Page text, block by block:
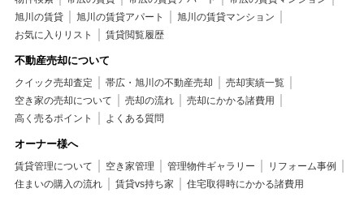
旭川の賃貸
旭川の賃貸アパート
旭川の賃貸マンション
お気に入りリスト
賃貸閲覧履歴
不動産売却について
クイック売却査定 帯広・旭川の不動産売却
売却実績一覧
空き家の売却について
売却の流れ
売却にかかる諸費用
高く売るポイント
よくある質問
オーナー様へ
賃貸管理について 空き家管理 管理物件ギャラリー
リフォーム事例
住まいの購入の流れ
賃貸vs持ち家 住宅取得時にかかる諸費用